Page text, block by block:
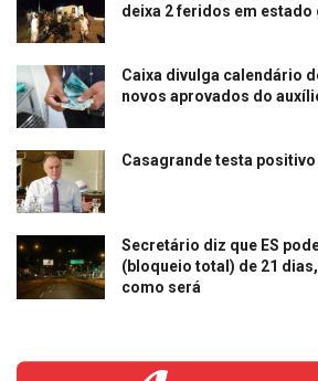
deixa 2 feridos em estado
Caixa divulga calendário
novos aprovados do
Casagrande testa
Secretário diz que ES
(bloqueio total) de 21
como será